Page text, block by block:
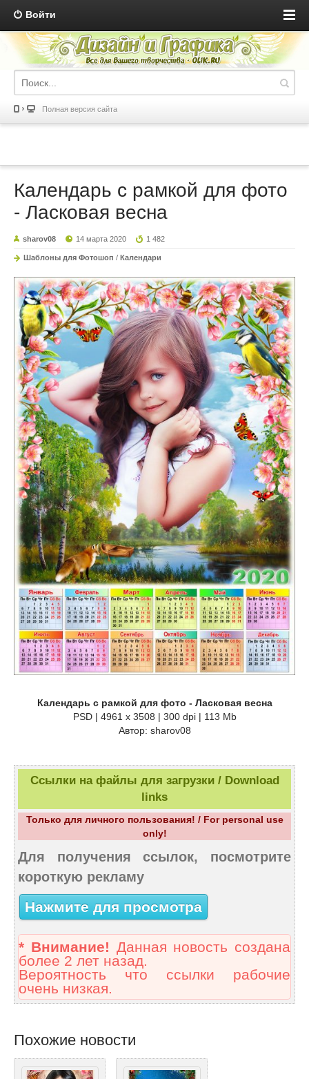
Войти
Полная версия сайта
Календарь с рамкой для фото
- Ласковая весна
sharov08 14 марта 2020 1 482
Шаблоны для Фотошоп / Календари
Календарь с рамкой для фото - Ласковая весна
PSD | 4961 х 3508 | 300 dpi | 113 Mb
Автор: sharov08
Ссылки на файлы для загрузки / Download
links
Только для личного пользования! / For personal use
only!
Для получения ссылок, посмотрите
короткую рекламу
Нажмите для просмотра
* Внимание! Данная новость создана
более 2 лет назад.
Вероятность что ссылки рабочие
очень низкая.
Похожие новости